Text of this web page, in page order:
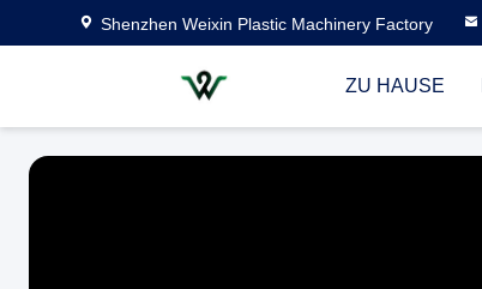
Shenzhen Weixin Plastic Machinery Factory
ZU HAUSE